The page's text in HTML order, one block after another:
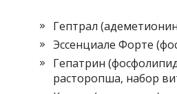
Гептрал
Эссенциале Форте
Гепатрин
расторопша, набор